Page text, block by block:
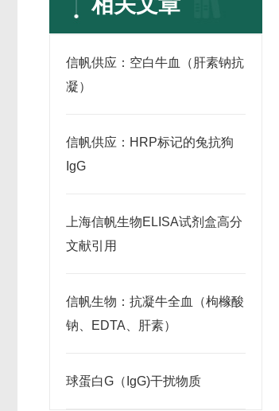
信帆供应：空白牛血（肝素钠抗
凝）
信帆供应：HRP标记的兔抗狗
IgG
上海信帆生物ELISA试剂盒高分
文献引用
信帆生物：抗凝牛全血（枸橼酸
钠、EDTA、肝素）
球蛋白G（IgG)干扰物质